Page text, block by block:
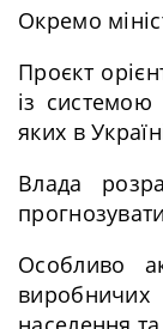
Окремо
Проєкт
із системою
яких в
Влада
Особливо
виробничих